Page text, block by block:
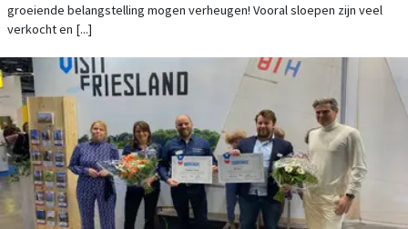
groeiende belangstelling mogen verheugen! Vooral sloepen zijn veel
verkocht en [...]